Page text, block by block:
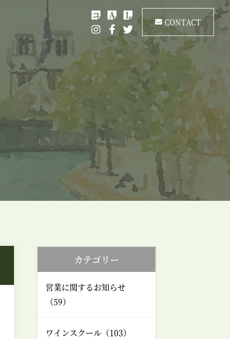
コ A L
CONTACT
カテゴリー
営業に関するお知らせ
（59）
ワインスクール（103）